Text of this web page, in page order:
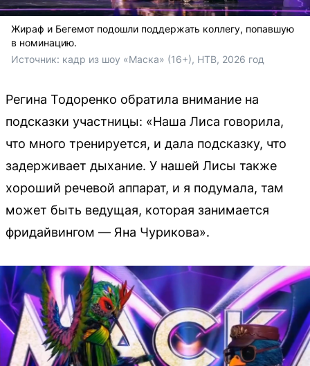
Жираф и Бегемот подошли поддержать коллегу, попавшую
в номинацию.
Источник: кадр из шоу «Маска» (16+), НТВ, 2026 год
Регина Тодоренко обратила внимание на
подсказки участницы: «Наша Лиса говорила,
что много тренируется, и дала подсказку, что
задерживает дыхание. У нашей Лисы также
хороший речевой аппарат, и я подумала, там
может быть ведущая, которая занимается
фридайвингом — Яна Чурикова».